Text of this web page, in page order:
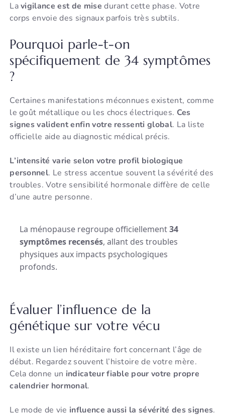
Lavigilance est de mise durant cette phase. Votre
corps envoie des signaux parfois très subtils.
Pourquoi parle-t-on
spécifiquement de 34 symptômes
?
Certaines manifestations méconnues existent, comme
le goût métallique ou les chocs électriques. Ces
signes valident enfin votre ressenti global. La liste
officielle aide au diagnostic médical précis.
L’intensité varie selon votre profil biologique
personnel. Le stress accentue souvent la sévérité des
troubles. Votre sensibilité hormonale diffère de celle
d’une autre personne.
La ménopause regroupe officiellement34
symptômes recensés, allant des troubles
physiques aux impacts psychologiques
profonds.
Évaluer l’influence de la
génétique sur votre vécu
Il existe un lien héréditaire fort concernant l’âge de
début. Regardez souvent l’histoire de votre mère.
Cela donne un indicateur fiable pour votre propre
calendrier hormonal.
Le mode de vie influence aussi la sévérité des signes.